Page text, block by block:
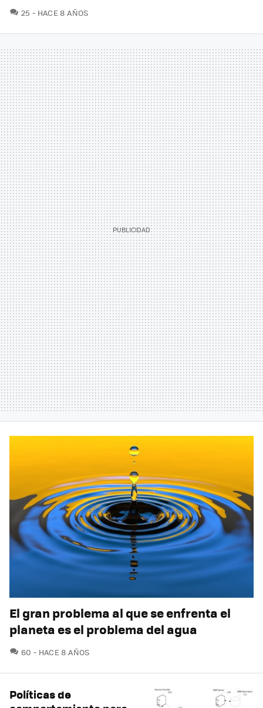
25 COMENTARIOS
HACE 8 AÑOS
El gran problema al que se enfrenta el
planeta es el problema del agua
60 COMENTARIOS
HACE 8 AÑOS
Políticas de